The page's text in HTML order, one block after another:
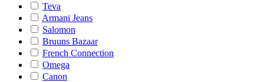
Teva
Armani Jeans
Salomon
Bruuns Bazaar
French Connection
Omega
Canon